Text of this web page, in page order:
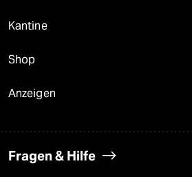
Kantine
Shop
Anzeigen
Fragen & Hilfe